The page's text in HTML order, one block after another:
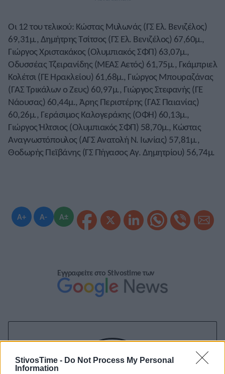
StivosTime - Do Not Process My Personal
Information
A+ A- A±
Οι 12 του τελικού: Κώστας Μυλωνάς (ΓΣ Ελ. Βενιζέλος)
69,31μ., Δημήτρης Τσίτσος (ΓΣ Ελ. Βενιζέλος) 67,60μ.,
Γιώργος Χριστακάκος (Ολυμπιακός ΣΦΠ) 63,07μ.,
Οδυσσέας Τζειρανίδης (ΜΕΑΣ Αετός) 61,75μ., Γκάμπριελ
Κολέτσι (ΓΕ Ηρακλείου) 61,68μ., Γιώργος Μπουραζάνας
(ΓΑΣ Τρικάλων ο Ζευς) 60,97μ., Γιώργος Στεφανής (ΓΕ
Νάουσας) 60,44μ., Άρης Περιστέρης (ΓΑΣ Παιανίας)
60,26μ., Γεράσιμος Καλογεράκης (ΟΦΗ) 60,13μ.,
Γιώργος Ήλτσιος (Ολυμπιακός ΣΦΠ) 58,70μ., Κώστας
Αναγνωστόπουλος (ΑΓΣ Ανατολή Ν. Ιωνίας) 57,81μ.,
Θοδωρής Πεϊβάνης (ΓΣ Πήγασος Αγ. Δημητρίου) 56,74μ.
Εγγραφείτε στο Stivostime των